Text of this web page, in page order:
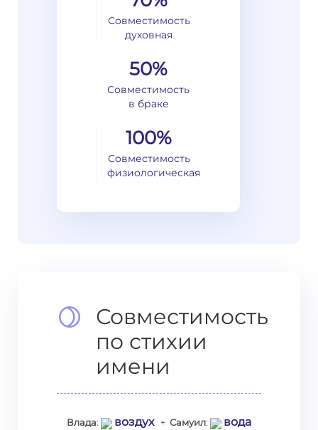
Совместимость
духовная
50%
Совместимость
в браке
100%
Совместимость
физиологическая
Совместимость
по стихии
имени
Влада: воздух+ Самуил: вода